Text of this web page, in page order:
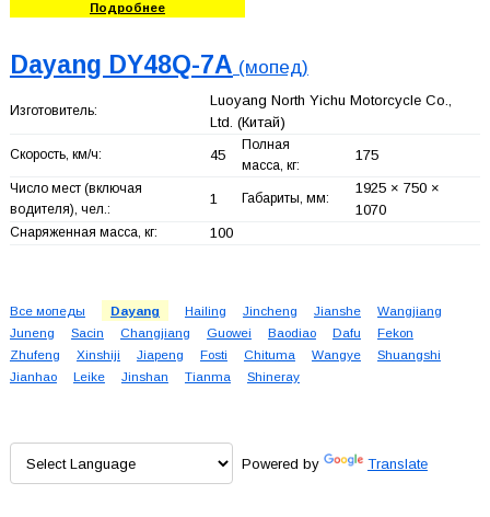
Подробнее
Dayang DY48Q-7A (мопед)
Изготовитель:
Luoyang North Yichu Motorcycle Co.,
Ltd. (Китай)
Скорость, км/ч: 45
Полная
масса, кг:
175
Число мест (включая
водителя), чел.:
1 Габариты, мм:
1925 × 750 ×
1070
Снаряженная масса, кг: 100
Все мопеды Dayang Hailing Jincheng Jianshe
Wangjiang
Juneng
Sacin Changjiang Guowei Baodiao Dafu
Fekon
Zhufeng
Xinshiji Jiapeng Fosti Chituma Wangye
Shuangshi
Jianhao
Leike Jinshan Tianma Shineray
Powered by Translate